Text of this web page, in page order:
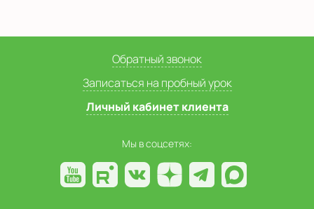
Обратный звонок
Записаться на пробный урок
Личный кабинет клиента
Мы в соцсетях: